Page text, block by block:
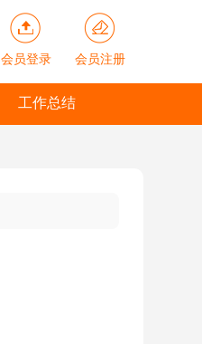
会员登录 会员注册
工作总结